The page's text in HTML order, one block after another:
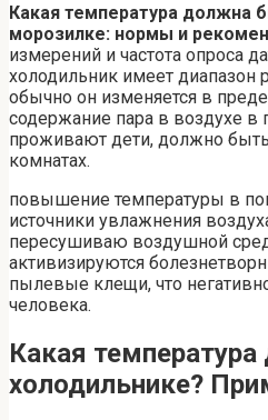
Какая температура должна
морозилке: нормы и
измерений и частота опроса
холодильник имеет диапазон
обычно он изменяется в
содержание пара в воздухе в
проживают дети, должно
комнатах.
повышение температуры в
источники увлажнения
пересушиваю воздушной
активизируются
пылевые клещи, что
человека.
Какая
холодильнике?